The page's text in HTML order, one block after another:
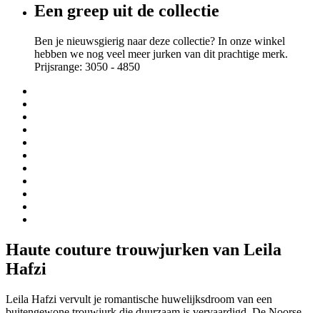
Een greep uit de collectie
Ben je nieuwsgierig naar deze collectie? In onze winkel
hebben we nog veel meer jurken van dit prachtige merk.
Prijsrange: 3050 - 4850
Haute couture trouwjurken van Leila
Hafzi
Leila Hafzi vervult je romantische huwelijksdroom van een